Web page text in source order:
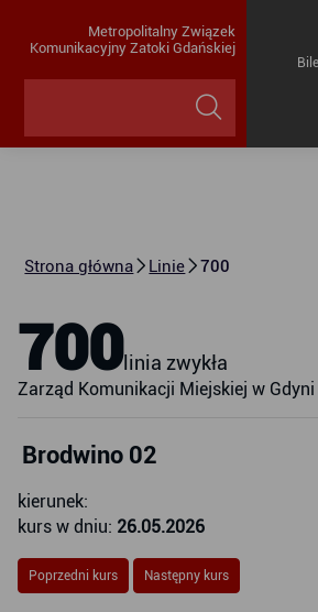
Metropolitalny Związek
Komunikacyjny Zatoki Gdańskiej
Strona główna Linie 700
700linia zwykła
Zarząd Komunikacji Miejskiej w Gdyni
Brodwino 02
kierunek:
kurs w dniu: 26.05.2026
Poprzedni kurs Następny kurs